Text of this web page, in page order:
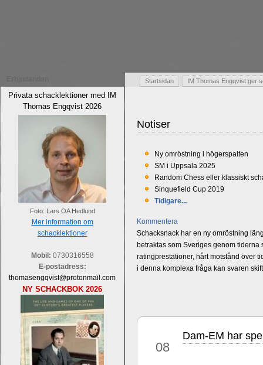
Privata schacklektioner med IM
Thomas Engqvist 2026
Foto: Lars OA Hedlund
Mer information om
schacklektioner
Mobil: 0730316558
E-postadress:
thomasengqvist@protonmail.com
NY SCHACKBOK 2026
Startsidan IM Thomas Engqvist ger
Notiser
Ny omröstning i högerspalten
SM i Uppsala 2025
Random Chess eller klassiskt
Sinquefield Cup 2019
Tidigare...
Kommentera
Schacksnack har en ny omröstning
betraktas som Sveriges genom
ratingprestationer, hårt motstånd över
i denna komplexa fråga kan svaren
08
Dam-EM har